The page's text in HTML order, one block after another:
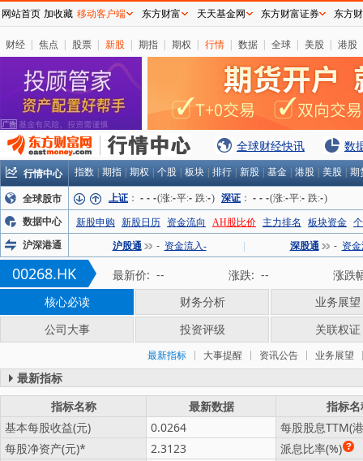
财经 | 焦点 | 股票 | 新股 | 期指 | 期权 | 行情 | 数据 | 全球 | 美股 | 港股
全球财经快讯 数
行情中心 指数 期指 期权 个股 板块 排行 新股 基金 港股 美股 期
全球股市 上证 ： - - -(涨:-平:- 跌:-) 深证 ： - - -(涨:-平:- 跌:-)
数据中心 新股申购 新股日历 资金流向 AH股比价 主力排名 板块资金
沪深港通
沪股通 - 资金流入- 深股通 - 资
00268.HK 最新价: -- 涨跌: --
涨跌
核心必读
财务分析
业务展望
公司大事
投资评级 关联权证
最新指标 大事提醒 资讯公告 业务展望
最新指标
指标名称
最新数据
指标名
基本每股收益(元)
0.0264
每股股息TTM(
每股净资产(元)
2.3123
派息比率(%)
网站首页 加收藏 移动客户端 东方财富 天天基金网 东方财富证券 东方